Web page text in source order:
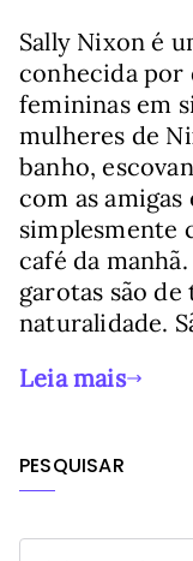
Sally Nixon é
conhecida por
femininas em
mulheres de
banho,
com as
simplesmente
café da
garotas são
naturalidade.
Leia mais
PESQUISAR